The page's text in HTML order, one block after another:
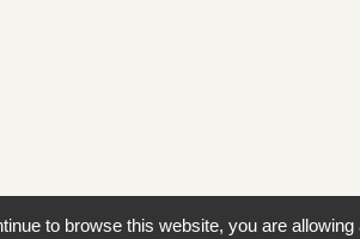
to browse this website, you are